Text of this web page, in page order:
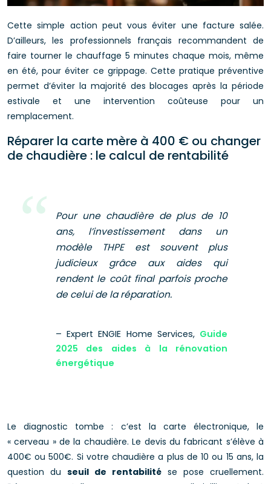
Cette simple action peut vous éviter une facture salée.
D’ailleurs, les professionnels français recommandent de
faire tourner le chauffage 5 minutes chaque mois, même
en été, pour éviter ce grippage. Cette pratique préventive
permet d’éviter la majorité des blocages après la période
estivale et une intervention coûteuse pour un
remplacement.
Réparer la carte mère à 400 € ou changer
de chaudière : le calcul de rentabilité
Pour une chaudière de plus de 10
ans, l’investissement dans un
modèle THPE est souvent plus
judicieux grâce aux aides qui
rendent le coût final parfois proche
de celui de la réparation.
– Expert ENGIE Home Services, Guide
2025 des aides à la rénovation
énergétique
Le diagnostic tombe : c’est la carte électronique, le
« cerveau » de la chaudière. Le devis du fabricant s’élève à
400€ ou 500€. Si votre chaudière a plus de 10 ou 15 ans, la
question du seuil de rentabilité se pose cruellement.